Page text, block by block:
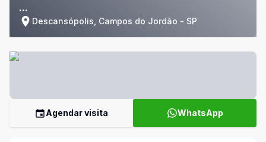
...
Descansópolis, Campos do Jordão - SP
Agendar visita WhatsApp